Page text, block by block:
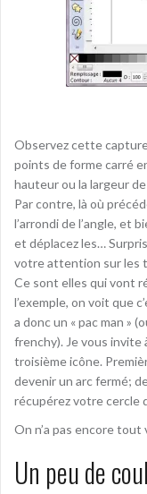
Observez cette capture
points de forme carré
hauteur ou la largeur
Par contre, là où
l’arrondi de l’angle, et
et déplacez les…
votre attention sur les
Ce sont elles qui vont
l’exemple, on voit que
a donc un « pac man »
frenchy). Je vous invite
troisième icône.
devenir un arc fermé;
récupérez votre cercle
On n’a pas encore tout
Un peu de